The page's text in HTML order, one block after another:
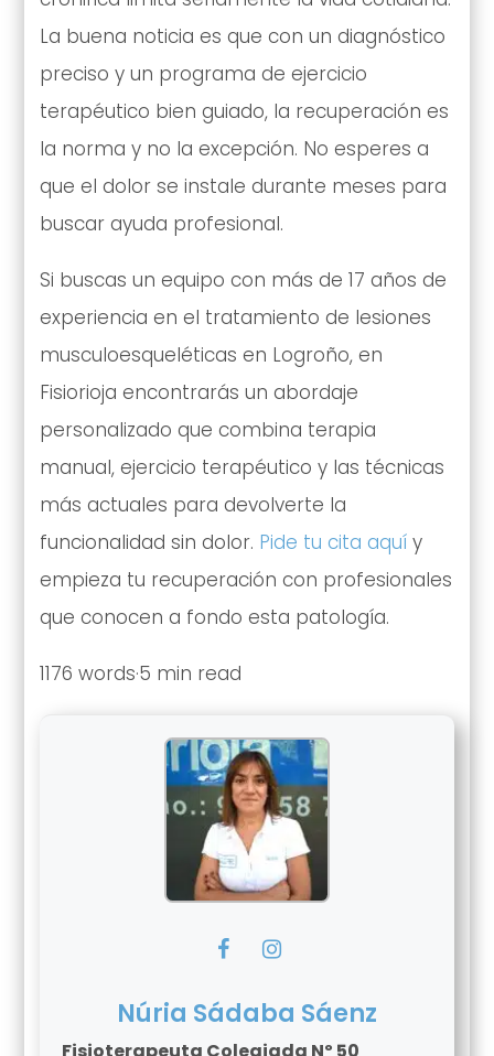
La buena noticia es que con un diagnóstico
preciso y un programa de ejercicio
terapéutico bien guiado, la recuperación es
la norma y no la excepción. No esperes a
que el dolor se instale durante meses para
buscar ayuda profesional.
Si buscas un equipo con más de 17 años de
experiencia en el tratamiento de lesiones
musculoesqueléticas en Logroño, en
Fisiorioja encontrarás un abordaje
personalizado que combina terapia
manual, ejercicio terapéutico y las técnicas
más actuales para devolverte la
funcionalidad sin dolor. Pide tu cita aquíy
empieza tu recuperación con profesionales
que conocen a fondo esta patología.
1176 words·5 min read
Núria Sádaba Sáenz